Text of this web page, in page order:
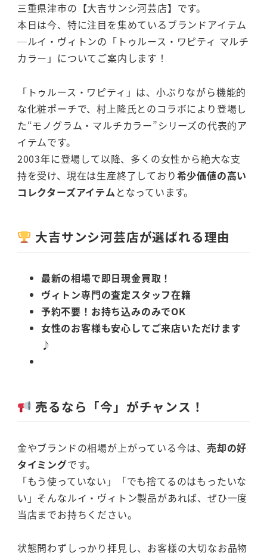
三重県津市の【大吉サンシ河芸店】です。
本日は今、特に注目を集めているブランドアイテム
─ルイ・ヴィトンの「トゥルース・ワピティ マルチ
カラー」についてご案内します！
「トゥルース・ワピティ」は、小ぶりながら機能的
な化粧ポーチで、村上隆氏とのコラボにより登場し
た“モノグラム・マルチカラー”シリーズの代表的ア
イテムです。
2003年に登場して以降、多くの女性から絶大な支
持を受け、現在は生産終了しており希少価値の高い
コレクターズアイテム となっています。
大吉サンシ河芸店が選ばれる理由
最新の相場で即日現金買取！
ヴィトン専門の査定スタッフ在籍
予約不要！お持ち込みのみでOK
女性のお客様も安心してご来店いただけます
♪
売るなら「今」がチャンス！
金やブランドの相場が上がっている今は、 売却の好
タイミングです。
「もう使っていない」「でも捨てるのはもったいな
い」そんなルイ・ヴィトン製品があれば、ぜひ一度
当店までお持ちください。
状態問わずしっかり拝見し、お客様の大切なお品物